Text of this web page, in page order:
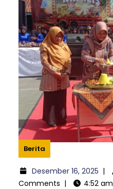
Berita
Desember 16, 2025 |
Comments | 4:52 am